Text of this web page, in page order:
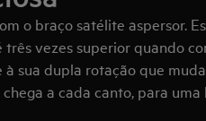
o braço satélite aspersor.
vezes superior quando
sua dupla rotação que
a cada canto, para